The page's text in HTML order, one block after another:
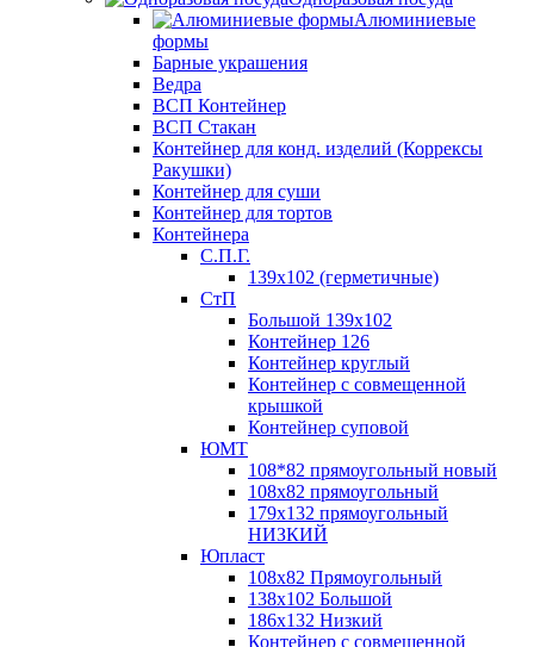
Алюминиевые
формы
Барные украшения
Ведра
ВСП Контейнер
ВСП Стакан
Контейнер для конд. изделий (Коррексы
Ракушки)
Контейнер для суши
Контейнер для тортов
Контейнера
С.П.Г.
139х102 (герметичные)
СтП
Большой 139х102
Контейнер 126
Контейнер круглый
Контейнер с совмещенной
крышкой
Контейнер суповой
ЮМТ
108*82 прямоугольный новый
108х82 прямоугольный
179х132 прямоугольный
НИЗКИЙ
Юпласт
108х82 Прямоугольный
138х102 Большой
186х132 Низкий
Контейнер с совмещенной